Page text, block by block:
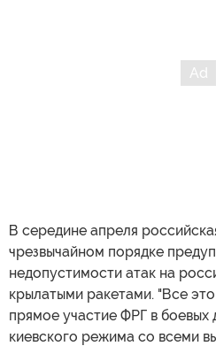
В середине апреля
чрезвычайном порядке
недопустимости атак на
крылатыми ракетами. "Все
прямое участие ФРГ в боевых
киевского режима со всеми